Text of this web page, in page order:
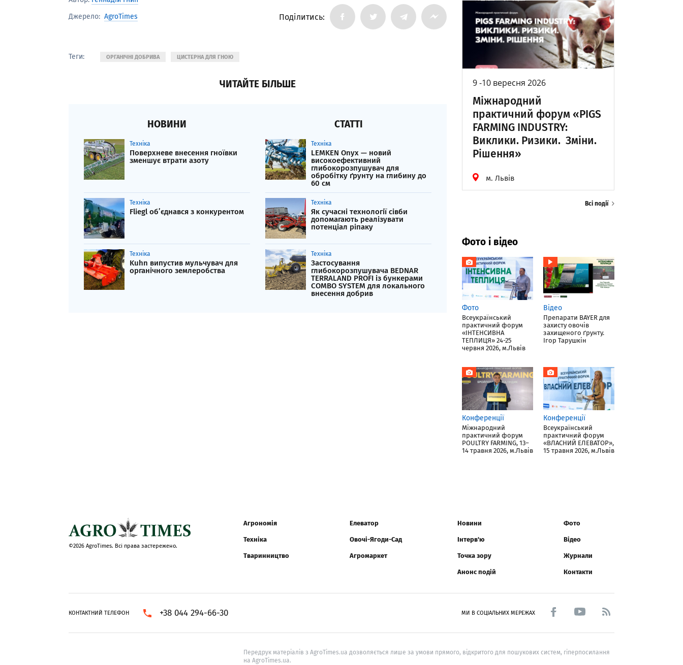
Джерело: AgroTimes Поділитись:
Теги: ОРГАНІЧНІ ДОБРИВА ЦИСТЕРНА ДЛЯ ГНОЮ
ЧИТАЙТЕ БІЛЬШЕ
НОВИНИ
Техніка
Поверхневе внесення гноївки
зменшує втрати азоту
Техніка
Fliegl об’єднався з конкурентом
Техніка
Kuhn випустив мульчувач для
органічного землеробства
СТАТТІ
Техніка
LEMKEN Onyx — новий
високоефективний
глибокорозпушувач для
обробітку ґрунту на глибину до
60 см
Техніка
Як сучасні технології сівби
допомагають реалізувати
потенціал ріпаку
Техніка
Застосування
глибокорозпушувача BEDNAR
TERRALAND PROFI із бункерами
COMBO SYSTEM для локального
внесення добрив
9 -10 вересня 2026
Міжнародний
практичний форум «PIGS
FARMING INDUSTRY:
Виклики. Ризики. Зміни.
Рішення»
м. Львів
Всі події
Фото і відео
Фото
Всеукраїнський
практичний форум
«ІНТЕНСИВНА
ТЕПЛИЦЯ» 24-25
червня 2026, м.Львів
Відео
Препарати BAYER для
захисту овочів
захищеного ґрунту.
Ігор Тарушкін
Конференції
Міжнародний
практичний форум
POULTRY FARMING, 13–
14 травня 2026, м.Львів
Конференції
Всеукраїнський
практичний форум
«ВЛАСНИЙ ЕЛЕВАТОР»,
15 травня 2026, м.Львів
©2026 AgroTimes. Всі права застережено.
Агрономія
Техніка
Тваринництво
Елеватор
Овочі-Ягоди-Сад
Агромаркет
Новини
Інтерв'ю
Точка зору
Анонс подій
Фото
Відео
Журнали
Контакти
КОНТАКТНИЙ ТЕЛЕФОН +38 044 294-66-30 МИ В СОЦІАЛЬНИХ МЕРЕЖАХ
Передрук матеріалів з AgroTimes.ua дозволяється лише за умови прямого, відкритого для пошукових систем, гіперпосилання
на AgroTimes.ua.